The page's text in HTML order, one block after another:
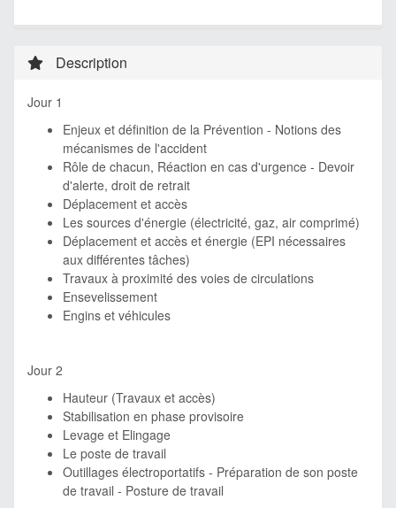
Description
Jour 1
Enjeux et définition de la Prévention - Notions des
mécanismes de l'accident
Rôle de chacun, Réaction en cas d'urgence - Devoir
d'alerte, droit de retrait
Déplacement et accès
Les sources d'énergie (électricité, gaz, air comprimé)
Déplacement et accès et énergie (EPI nécessaires
aux différentes tâches)
Travaux à proximité des voies de circulations
Ensevelissement
Engins et véhicules
Jour 2
Hauteur (Travaux et accès)
Stabilisation en phase provisoire
Levage et Elingage
Le poste de travail
Outillages électroportatifs - Préparation de son poste
de travail - Posture de travail